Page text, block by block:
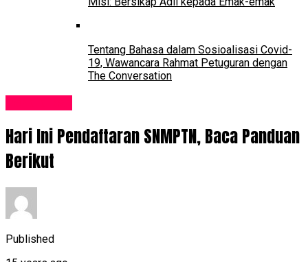
Tentang Bahasa dalam Sosioalisasi Covid-
19, Wawancara Rahmat Petuguran dengan
The Conversation
Hari Ini Pendaftaran SNMPTN, Baca Panduan
Berikut
Published